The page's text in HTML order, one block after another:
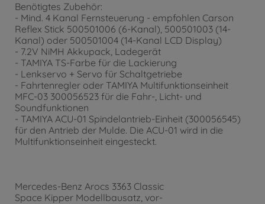
Benötigtes Zubehör:
- Mind. 4 Kanal Fernsteuerung - empfohlen Carson
Reflex Stick 500501006 (6-Kanal), 500501003 (14-
Kanal) oder 500501004 (14-Kanal LCD Display)
- 7.2V NiMH Akkupack, Ladegerät
- TAMIYA TS-Farbe für die Lackierung
- Lenkservo + Servo für Schaltgetriebe
- Fahrtenregler oder TAMIYA Multifunktionseinheit
MFC-03 300056523 für die Fahr-, Licht- und
Soundfunktionen
- TAMIYA ACU-01 Spindelantrieb-Einheit (300056545)
für den Antrieb der Mulde. Die ACU-01 wird in die
Multifunktionseinheit eingesteckt.
Mercedes-Benz Arocs 3363 Classic
Space Kipper Modellbausatz, vor-